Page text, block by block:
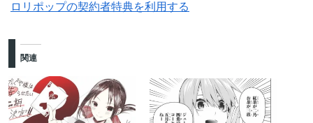
ロリポップの契約者特典を利用する
関連